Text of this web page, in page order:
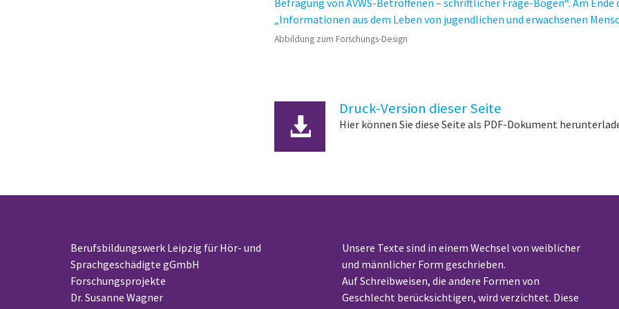
Abbildung zum Forschungs-Design
Druck-Version dieser Seite
Hier können Sie diese Seite als PDF-Dokument
Berufsbildungswerk Leipzig für Hör- und
Sprachgeschädigte gGmbH
Forschungsprojekte
Dr. Susanne Wagner
Unsere Texte sind in einem Wechsel von weiblicher
und männlicher Form geschrieben.
Auf Schreibweisen, die andere Formen von
Geschlecht berücksichtigen, wird verzichtet. Diese